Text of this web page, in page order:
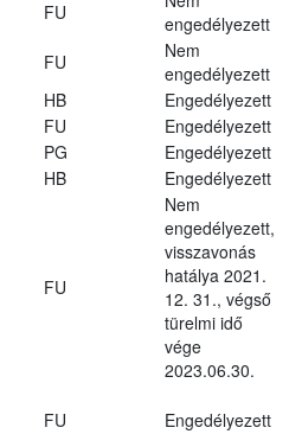
FU
engedélyezett
FU
Nem
engedélyezett
HB
Engedélyezett
FU
Engedélyezett
PG
Engedélyezett
HB Engedélyezett
FU
Nem
engedélyezett,
visszavonás
hatálya 2021.
12. 31., végső
türelmi idő
vége
2023.06.30.
FU Engedélyezett